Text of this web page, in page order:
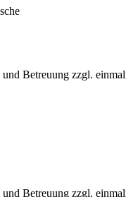
Betreuung zzgl.
Betreuung zzgl.